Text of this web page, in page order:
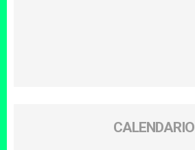
CALENDARIO